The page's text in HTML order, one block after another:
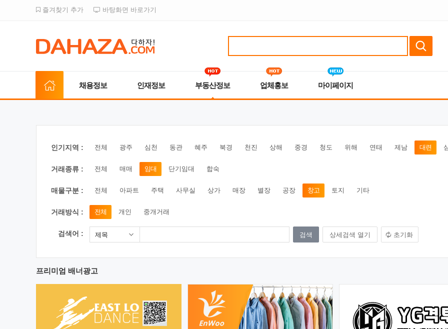
즐겨찾기 추가 바탕화면 바로가기
채용정보 인재정보 부동산정보 업체홍보 마이페이지
인기지역 : 전체 광주 심천 동관 혜주 북경 천진 상해 중경 청도 위해 연태 제남 대련
거래종류 : 전체 매매 임대 단기임대 합숙
매물구분 : 전체 아파트 주택 사무실 상가 매장 별장 공장 창고 토지 기타
거래방식 : 전체 개인 중개거래
검색어 : 제목 상세검색 열기 초기화
프리미엄 배너광고